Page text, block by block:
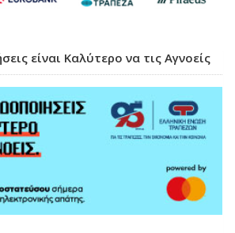
είναι Καλύτερο να τις Αγνοείς